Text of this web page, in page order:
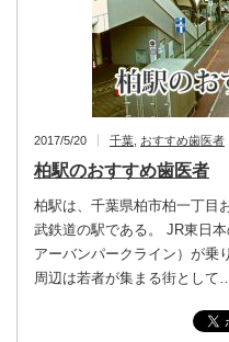
2017/5/20 千葉 おすすめ歯医者
柏駅のおすすめ歯医者
柏駅は、千葉県柏市柏一丁目
武鉄道の駅である。 JR東日
アーバンパークライン）が乗
周辺は若者が集まる街として